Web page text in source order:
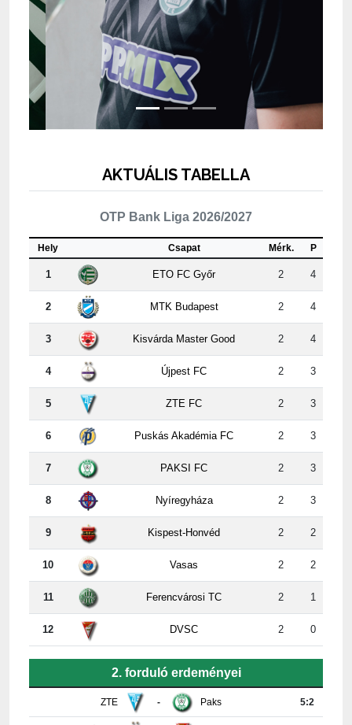
AKTUÁLIS TABELLA
OTP Bank Liga 2026/2027
Hely Csapat Mérk. P
1 ETO FC Győr 2 4
2 MTK Budapest 2 4
3 Kisvárda Master Good 2 4
4 Újpest FC 2 3
5 ZTE FC 2 3
6 Puskás Akadémia FC 2 3
7 PAKSI FC 2 3
8 Nyíregyháza 2 3
9 Kispest-Honvéd 2 2
10 Vasas 2 2
11 Ferencvárosi TC 2 1
12 DVSC 2 0
2. forduló erdeményei
ZTE - Paks 5:2